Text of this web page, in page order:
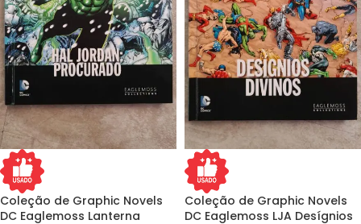
Coleção de Graphic Novels
DC Eaglemoss Lanterna
Coleção de Graphic Novels
DC Eaglemoss LJA Desígnios